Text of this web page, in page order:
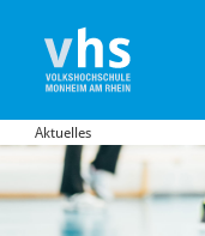
Aktuelles